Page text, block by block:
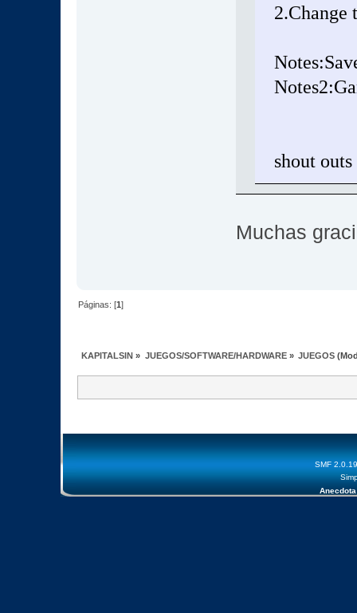
2.Change
shout
Muchas
Páginas: [1]
KAPITALSIN » JUEGOS/SOFTWARE/HARDWARE» JUEGOS
SMF 2.0.19
Anecdota